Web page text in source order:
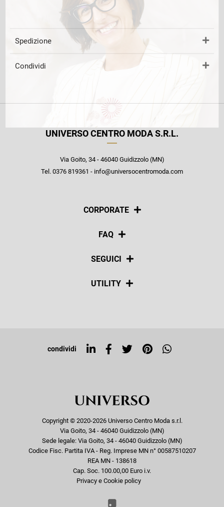
Spedizione
Condividi
UNIVERSO CENTRO MODA S.R.L.
Via Goito, 34 - 46040 Guidizzolo (MN)
Tel. 0376 819361 - info@universocentromoda.com
CORPORATE
Chi siamo
FAQ
Pagamenti
SEGUICI
Social
UTILITY
Top ricerche
condividi
Copyright © 2020-2026 Universo Centro Moda s.r.l.
Via Goito, 34 - 46040 Guidizzolo (MN)
Sede legale: Via Goito, 34 - 46040 Guidizzolo (MN)
Codice Fisc. Partita IVA - Reg. Imprese MN n° 00587510207
REA MN - 138618
Cap. Soc. 100.00,00 Euro i.v.
Privacy e Cookie policy